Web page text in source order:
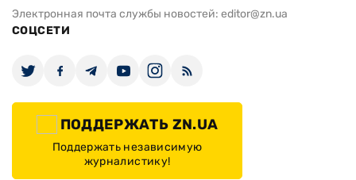
Электронная почта службы новостей: editor@zn.ua
СОЦСЕТИ
ПОДДЕРЖАТЬ ZN.UA
Поддержать независимую
журналистику!